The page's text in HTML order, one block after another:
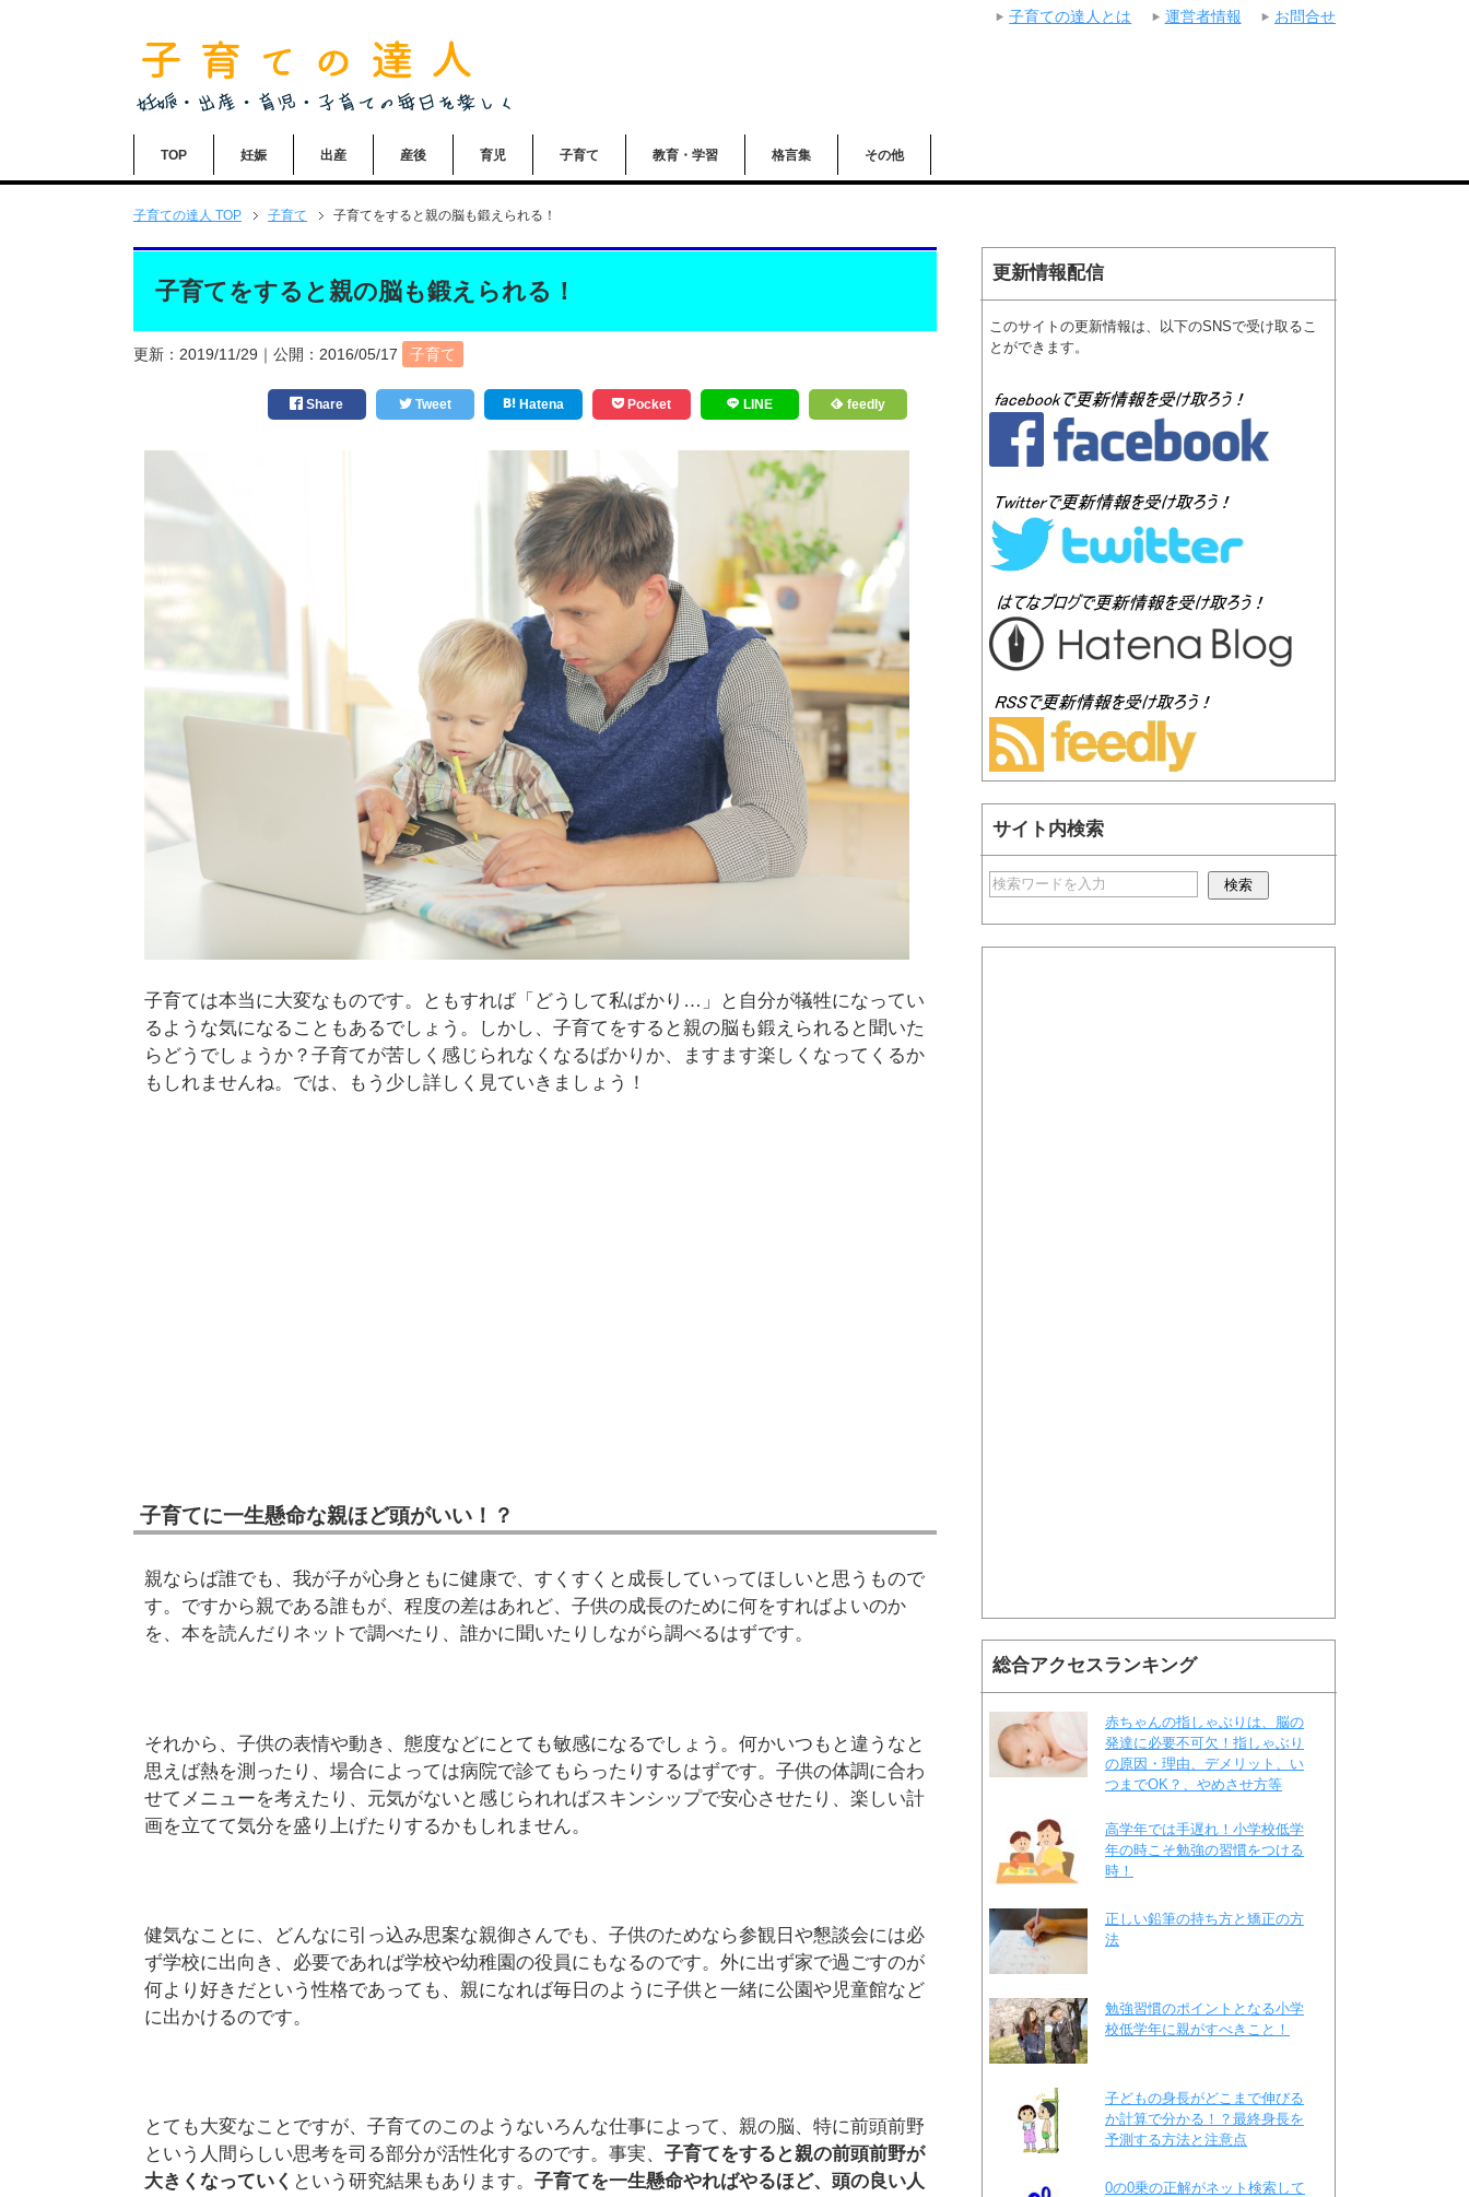
TOP 妊娠 出産 産後 育児 子育て 教育・学習 格言集 その他
子育ての達人 TOP 子育て 子育てをすると親の脳も鍛えられる！
子育てをすると親の脳も鍛えられる！
更新： 2019/11/29 ｜公開： 2016/05/17 子育て
Share Tweet Hatena Pocket LINE feedly
子育ては本当に大変なものです。ともすれば「どうして私ばかり…」と自分が犠牲になってい
るような気になることもあるでしょう。しかし、子育てをすると親の脳も鍛えられると聞いた
らどうでしょうか？子育てが苦しく感じられなくなるばかりか、ますます楽しくなってくるか
もしれませんね。では、もう少し詳しく見ていきましょう！
子育てに一生懸命な親ほど頭がいい！？
親ならば誰でも、我が子が心身ともに健康で、すくすくと成長していってほしいと思うもので
す。ですから親である誰もが、程度の差はあれど、子供の成長のために何をすればよいのか
を、本を読んだりネットで調べたり、誰かに聞いたりしながら調べるはずです。
それから、子供の表情や動き、態度などにとても敏感になるでしょう。何かいつもと違うなと
思えば熱を測ったり、場合によっては病院で診てもらったりするはずです。子供の体調に合わ
せてメニューを考えたり、元気がないと感じられればスキンシップで安心させたり、楽しい計
画を立てて気分を盛り上げたりするかもしれません。
健気なことに、どんなに引っ込み思案な親御さんでも、子供のためなら参観日や懇談会には必
ず学校に出向き、必要であれば学校や幼稚園の役員にもなるのです。外に出ず家で過ごすのが
何より好きだという性格であっても、親になれば毎日のように子供と一緒に公園や児童館など
に出かけるのです。
とても大変なことですが、子育てのこのようないろんな仕事によって、親の脳、特に前頭前野
という人間らしい思考を司る部分が活性化するのです。事実、 子育てをすると親の前頭前野が
大きくなっていく という研究結果もあります。 子育てを一生懸命やればやるほど、頭の良い人
更新情報配信
このサイトの更新情報は、以下のSNSで受け取るこ
とができます。
サイト内検索
総合アクセスランキング
赤ちゃんの指しゃぶりは、脳の
発達に必要不可欠！指しゃぶり
の原因・理由、デメリット、い
つまでOK？、やめさせ方等
高学年では手遅れ！小学校低学
年の時こそ勉強の習慣をつける
時！
正しい鉛筆の持ち方と矯正の方
法
勉強習慣のポイントとなる小学
校低学年に親がすべきこと！
子どもの身長がどこまで伸びる
か計算で分かる！？最終身長を
予測する方法と注意点
0の0乗の正解がネット検索して
子育ての達人とは 運営者情報 お問合せ